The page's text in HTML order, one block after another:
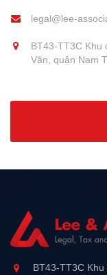
legal@lee-
BT43-TT3C Khu
Văn, quận Nam
BT43-TT3C